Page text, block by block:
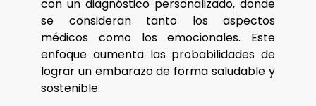
con un diagnóstico personalizado, donde
se consideran tanto los aspectos
médicos como los emocionales. Este
enfoque aumenta las probabilidades de
lograr un embarazo de forma saludable y
sostenible.